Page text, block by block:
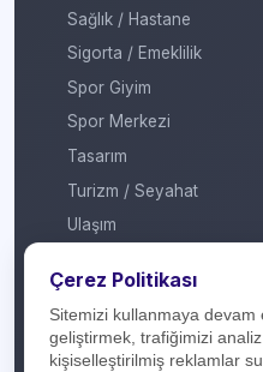
Sağlık / Hastane
Sigorta / Emeklilik
Spor Giyim
Spor Merkezi
Tasarım
Turizm / Seyahat
Ulaşım
Yapı Marketi
Yurt Dışı / Duty Free
Çerez Politikası
Sitemizi kullanmaya
geliştirmek, trafiğimizi
kişiselleştirilmiş reklamlar